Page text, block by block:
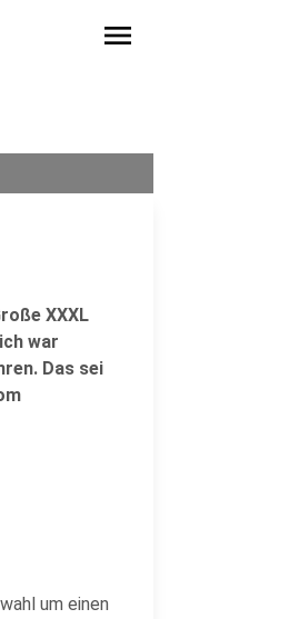
menu
XXXL
war
Das sei
um einen